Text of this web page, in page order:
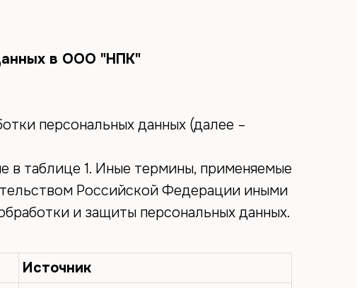
в ООО "НПК"
персональных данных (далее –
в таблице 1. Иные термины, применяемые
Российской Федерации иными
и защиты персональных данных.
Источник